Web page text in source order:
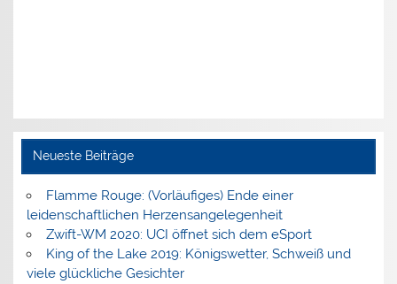
Neueste Beiträge
Flamme Rouge: (Vorläufiges) Ende einer
leidenschaftlichen Herzensangelegenheit
Zwift-WM 2020: UCI öffnet sich dem eSport
King of the Lake 2019: Königswetter, Schweiß und
viele glückliche Gesichter